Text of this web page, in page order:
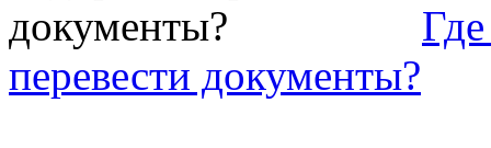
перевести документы?